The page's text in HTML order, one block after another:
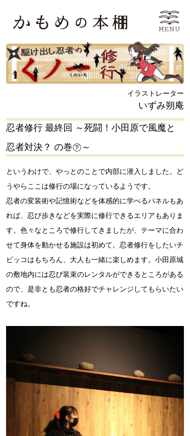
イラストレーター
いずみ朔庵
忍者修行 最終回 ～死闘！小田原で風魔と
忍者対決？ の巻㊦～
というわけで、やっとのことで内部に潜入しました。ど
うやらここは修行の場になっているようです。
忍者の変装術や記憶術などを体感的に学べるパネルもあ
れば、忍び歩きなどを実際に修行できるエリアもありま
す。色々なところで修行してきましたが、テーマに合わ
せて身体を動かせる施設は初めて。忍者修行をしたいチ
ビッコはもちろん、大人も一緒に楽しめます。小田原城
の敷地内には忍び装束のレンタルができるところがある
ので、是非とも忍者の格好でチャレンジしてもらいたい
ですね。